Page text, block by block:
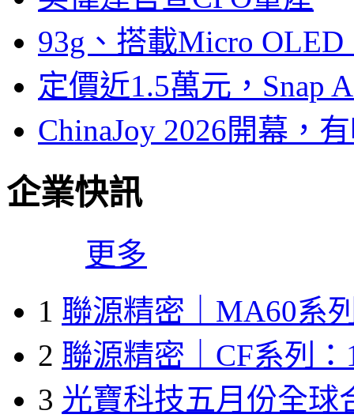
93g、搭載Micro
定價近1.5萬元，Snap
ChinaJoy 2026開幕，
企業快訊
更多
1 聯源精密｜MA60系
2 聯源精密｜CF系列：
3 光寶科技五月份全球